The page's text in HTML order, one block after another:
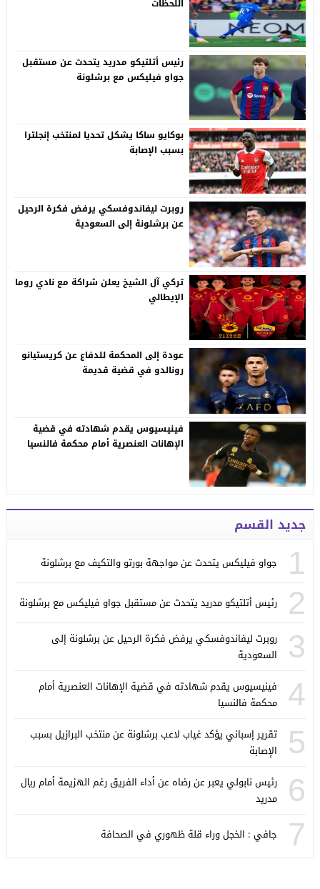
اللحظات
رئيس أتلتيكو مدريد يتحدث عن مستقبل
جواو فيليكس مع برشلونة
بوكايو ساكا يشكل تحديا لمنتخب إنجلترا
بسبب الإصابة
روبرت ليفاندوفسكي يرفض فكرة الرحيل
عن برشلونة إلى السعودية
تركي آل الشيخ يعلن شراكة مع نادي روما
الإيطالي
عودة إلى المحكمة للدفاع عن كريستيانو
رونالدو في قضية قديمة
فينيسيوس يقدم شهادته في قضية
الإهانات العنصرية أمام محكمة فالنسيا
جديد القسم
1 جواو فيليكس يتحدث عن مواجهة بورتو والتكيف مع برشلونة
2 رئيس أتلتيكو مدريد يتحدث عن مستقبل جواو فيليكس مع برشلونة
3
روبرت ليفاندوفسكي يرفض فكرة الرحيل عن برشلونة إلى
السعودية
4
فينيسيوس يقدم شهادته في قضية الإهانات العنصرية أمام
محكمة فالنسيا
5
تقرير إسباني يؤكد غياب لاعب برشلونة عن منتخب البرازيل بسبب
الإصابة
6
رئيس نابولي يعبر عن رضاه عن أداء الفريق رغم الهزيمة أمام ريال
مدريد
7 جافي : الخجل وراء قلة ظهوري في الصحافة